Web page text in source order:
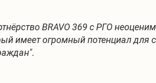
BRAVO 369 с РГО
имеет огромный потенциал для